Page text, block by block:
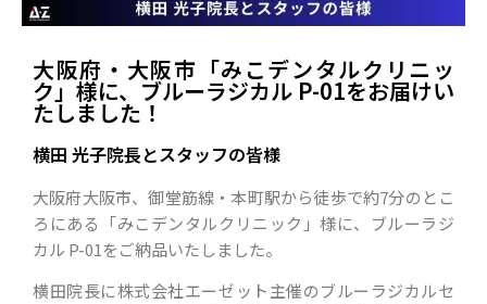
大阪府・大阪市「みこデンタルクリニッ
ク」様に、ブルーラジカル P-01をお届けい
たしました！
横田 光子院長とスタッフの皆様
大阪府大阪市、御堂筋線・本町駅から徒歩で約7分のとこ
ろにある「みこデンタルクリニック」様に、ブルーラジ
カル P-01をご納品いたしました。
横田院長に株式会社エーゼット主催のブルーラジカルセ